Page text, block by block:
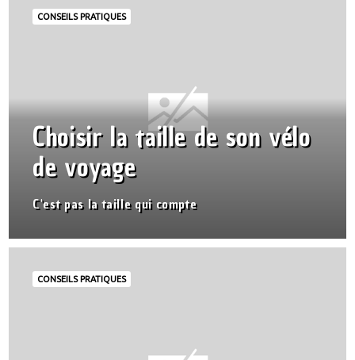
CONSEILS PRATIQUES
Choisir la taille de son vélo
de voyage
C'est pas la taille qui compte
CONSEILS PRATIQUES